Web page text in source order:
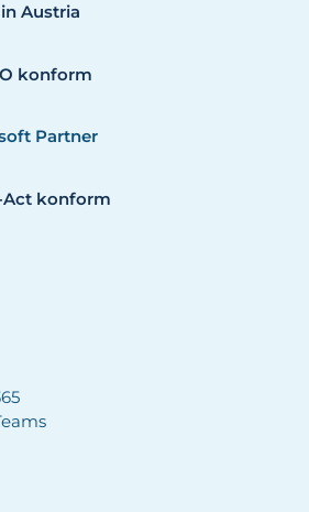
Austria
konform
Partner
Act konform